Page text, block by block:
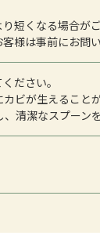
短くなる場合が
様は事前にお問
ださい。
ビが生えることが
清潔なスプーン